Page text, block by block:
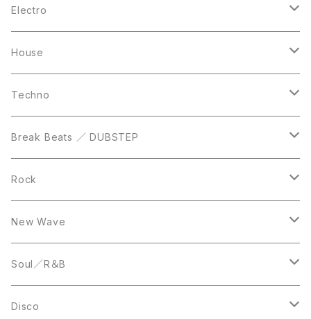
10inch
Casette Tape
CD
LP
LP
12inch
DVD
Electro
12inch
LP
House
LP
12inch
10inch
Techno
12inch
LP
Break Beats ／ DUBSTEP
12inch
LP
Rock
12inch
LP
New Wave
12inch
LP
Soul／R＆B
LP
Disco